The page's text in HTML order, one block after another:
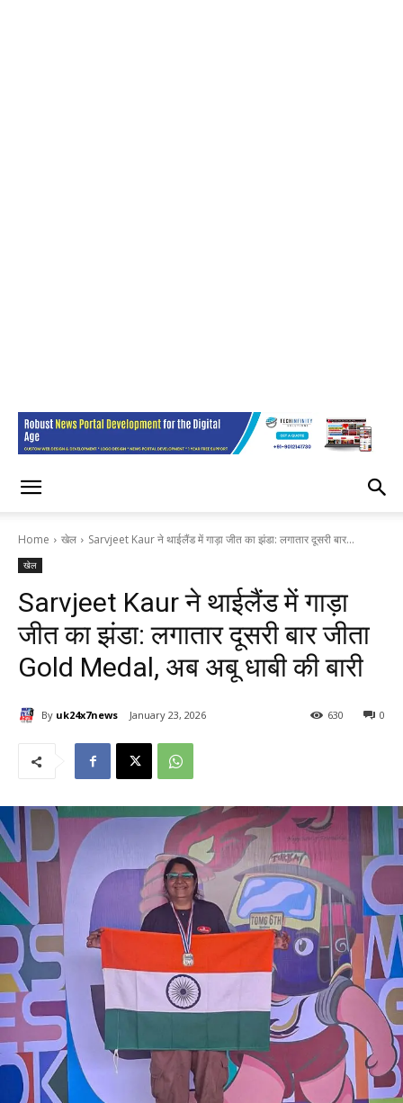
Home खेल Sarvjeet Kaur ने थाईलैंड में गाड़ा जीत का झंडा: लगातार दूसरी बार...
खेल
Sarvjeet Kaur ने थाईलैंड में गाड़ा
जीत का झंडा: लगातार दूसरी बार जीता
Gold Medal, अब अबू धाबी की बारी
By uk24x7news January 23, 2026 0
630